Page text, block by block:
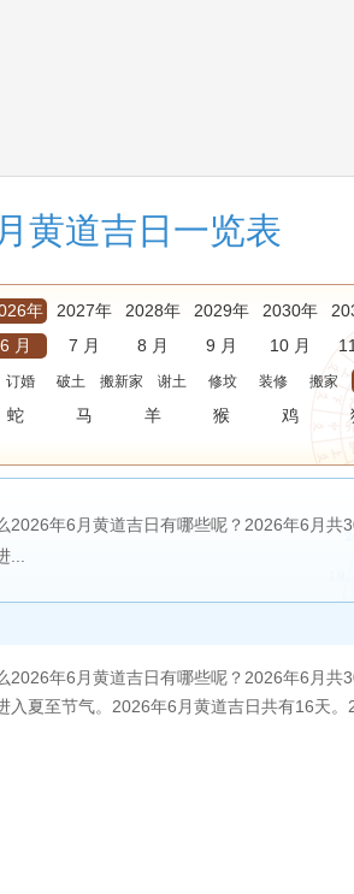
黄道吉日一览表
年 2027年 2028年 2029年 2030年
6 月 7 月 8 月 9 月 10 月
订婚 破土 搬新家 谢土 修坟 装修 搬家
蛇 马 羊 猴 鸡
年6月黄道吉日有哪些呢？2026年6月共
年6月黄道吉日有哪些呢？2026年6月共
夏至节气。2026年6月黄道吉日共有16天。